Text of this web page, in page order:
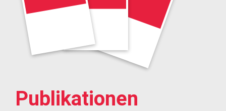
Publikationen